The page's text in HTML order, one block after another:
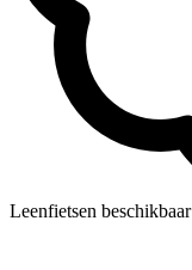
Leenfietsen beschikbaar